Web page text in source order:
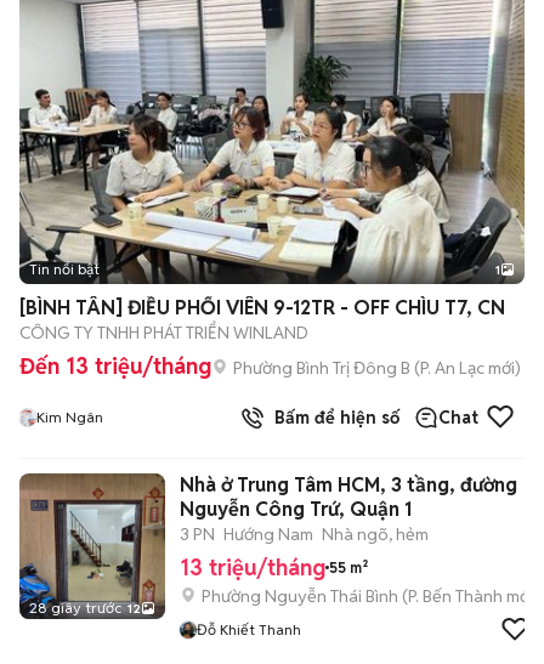
Tin nổi bật 1
[BÌNH TÂN] ĐIỀU PHỐI VIÊN 9-12TR - OFF CHÌU T7, CN
CÔNG TY TNHH PHÁT TRIỂN WINLAND
Đến 13 triệu/tháng Phường Bình Trị Đông B (P. An Lạc mới)
Kim Ngân Bấm để hiện số Chat
28 giây trước 12
Nhà ở Trung Tâm HCM, 3 tầng, đường
Nguyễn Công Trứ, Quận 1
3 PN Hướng Nam Nhà ngõ, hẻm
13 triệu/tháng 55 m²
Phường Nguyễn Thái Bình (P. Bến Thành mới)
Đỗ Khiết Thanh